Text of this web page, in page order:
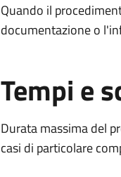
Quando il
documentazione o
Tempi e
Durata massima del
casi di particolare